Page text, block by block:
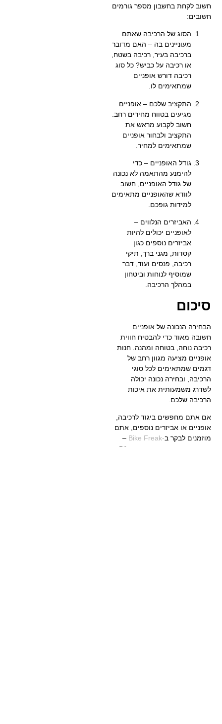
חשוב לקחת בחשבון מספר גורמים
חשובים:
הסוג של הרכיבה שאתם
מעוניינים בה – האם מדובר
ברכיבה בעיר, רכיבה בשטח,
או רכיבה על כביש? כל סוג
רכיבה דורש אופניים
שמתאימים לו.
התקציב שלכם – אופניים
מגיעים בטווח מחירים רחב.
חשוב לקבוע מראש את
התקציב ולבחור אופניים
שמתאימים למחיר.
גודל האופניים – כדי
להימנע מהתאמה לא נכונה
של גודל האופניים, חשוב
לוודא שהאופניים מתאימים
למידות גופכם.
האביזרים הנלווים –
לאופניים יכולים להיות
אביזרים נוספים כגון
קסדות, מגני ברך, תיקי
רכיבה, פנסים ועוד, דבר
שמוסיף לנוחות וביטחון
במהלך הרכיבה.
סיכום
הבחירה הנכונה של אופניים
חשובה מאוד כדי להבטיח חווית
רכיבה נוחה, בטוחה ומהנה. חנות
אופניים מציעה מגוון רחב של
דגמים שמתאימים לכל סוגי
הרכיבה, ובחירה נכונה יכולה
לשדרג משמעותית את איכות
הרכיבה שלכם.
אם אתם מחפשים ביגוד לרכיבה,
אופניים או אביזרים נוספים, אתם
מוזמנים לבקר ב-Bike Freak
–
חנות אופניים בבית שאן. ב-Bike